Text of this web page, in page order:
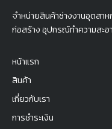
จำหน่ายสินค้าช่างงานอุตสา
ก่อสร้าง อุปกรณ์ทำความสะอ
หน้าแรก
สินค้า
เกี่ยวกับเรา
การชำระเงิน